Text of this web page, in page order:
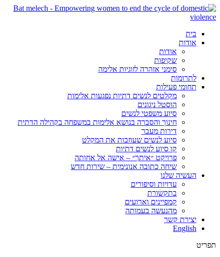
בית
אודות
אודות
שקיפות
סימני אזהרה לזוגיות אלימה
לתרומות
תחומי פעילות
מקלטים לנשים דתיות נפגעות אלימות
הוסטל ניגונים
סיוע משפטי לנשים
חינוך והסברה בנושא אלימות במשפחה בקהילה הדתית
דירות מעבר
סיוע לנשים שעוזבות את המקלט
קו סיוע לנשים דתיות
פרויקט ״איתך״ – אישה אל אחותה
שיחה כתובה אנונימית – שירות חדש
העשיה שלנו
עדויות וסיפורים
בתקשורת
קמפיינים וארועים
מהנעשה בעמותה
יצירת קשר
English
תפריט